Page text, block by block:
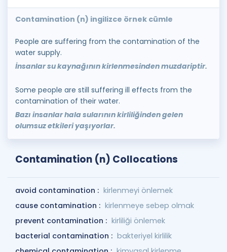
Contamination (n) ingilizce örnek cümle
People are suffering from the contamination of the
water supply.
İnsanlar su kaynağının kirlenmesinden muzdariptir.
Some people are still suffering ill effects from the
contamination of their water.
Bazı insanlar hala sularının kirliliğinden gelen
olumsuz etkileri yaşıyorlar.
Contamination (n) Collocations
avoid contamination : kirlenmeyi önlemek
cause contamination : kirlenmeye sebep olmak
prevent contamination : kirliliği önlemek
bacterial contamination : bakteriyel kirlilik